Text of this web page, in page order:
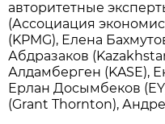
авторитетные
(Ассоциация
(KPMG), Елена
Абдразаков
Алдамберген (KASE),
Ерлан Досымбеков
(Grant Thornton),